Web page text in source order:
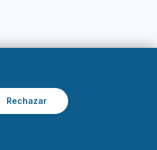
Todos los derechos reservados.
Rechazar